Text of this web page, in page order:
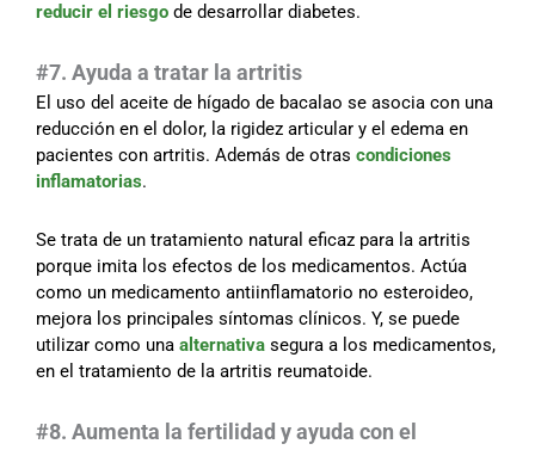
reducir el riesgo de desarrollar diabetes.
#7. Ayuda a tratar la artritis
El uso del aceite de hígado de bacalao se asocia con una
reducción en el dolor, la rigidez articular y el edema en
pacientes con artritis. Además de otras condiciones
inflamatorias.
Se trata de un tratamiento natural eficaz para la artritis
porque imita los efectos de los medicamentos. Actúa
como un medicamento antiinflamatorio no esteroideo,
mejora los principales síntomas clínicos. Y, se puede
utilizar como una alternativa segura a los medicamentos,
en el tratamiento de la artritis reumatoide.
#8. Aumenta la fertilidad y ayuda con el